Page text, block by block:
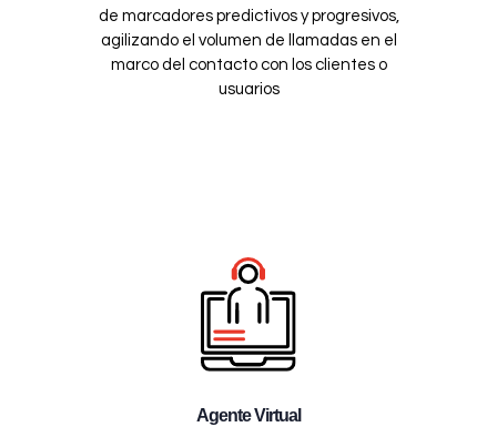
de marcadores predictivos y progresivos,
agilizando el volumen de llamadas en el
marco del contacto con los clientes o
usuarios
Agente Virtual